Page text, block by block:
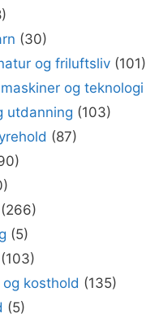
(30)
og friluftsliv (101)
og teknologi
utdanning (103)
(87)
(266)
(5)
(103)
kosthold (135)
(5)